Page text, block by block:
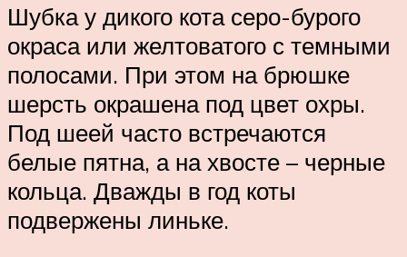
Шубка у дикого кота серо-бурого
окраса или желтоватого с темными
полосами. При этом на брюшке
шерсть окрашена под цвет охры.
Под шеей часто встречаются
белые пятна, а на хвосте – черные
кольца. Дважды в год коты
подвержены линьке.